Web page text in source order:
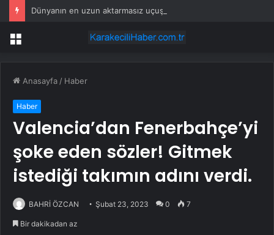
Menü
Anasayfa / Haber
Haber
Valencia’dan Fenerbahçe’yi
şoke eden sözler! Gitmek
istediği takımın adını verdi.
BAHRİ ÖZCAN Şubat 23, 2023 0 7
Bir dakikadan az